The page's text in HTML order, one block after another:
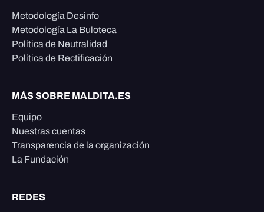
Metodología Desinfo
Metodología La Buloteca
Política de Neutralidad
Política de Rectificación
MÁS SOBRE MALDITA.ES
Equipo
Nuestras cuentas
Transparencia de la organización
La Fundación
REDES